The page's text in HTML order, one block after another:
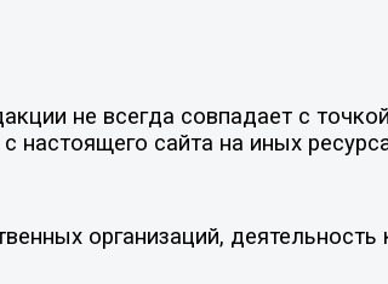
не всегда совпадает с
сайта на иных
организаций,